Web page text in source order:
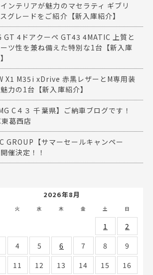
ンテリアが魅力のマセラティ ギブリ
グレードをご紹介【新入庫紹介】
GT 4ドアクーペ GT43 4MATIC 上質と
ツ性を兼ね備えた特別な1台【新入庫
X1 M35i xDrive 赤黒レザーとM専用装
力の1台【新入庫紹介】
C４３ 千葉県】ご納車ブログです！
葛西店
GROUP【サマーセールキャンペー
催決定！！
2026年8月
火 水 木 金 土 日
1
2
4 5 6 7 8
9
11 12 13 14 15
16